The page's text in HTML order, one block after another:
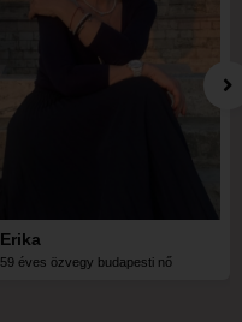
Erika
59 éves özvegy budapesti nő